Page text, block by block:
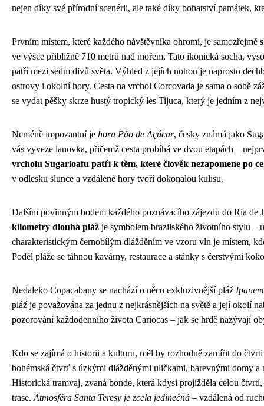
nejen díky své přírodní scenérii, ale také díky bohatství památek,
Prvním místem, které každého návštěvníka ohromí, je samozřejmě
ve výšce přibližně 710 metrů nad mořem. Tato ikonická socha,
patří mezi sedm divů světa. Výhled z jejích nohou je naprosto
ostrovy i okolní hory. Cesta na vrchol Corcovada je sama o sobě
se vydat pěšky skrze hustý tropický les Tijuca, který je jedním z
Neméně impozantní je hora Pão de Açúcar, česky známá jako
vás vyveze lanovka, přičemž cesta probíhá ve dvou etapách –
vrcholu Sugarloafu patří k těm, které člověk nezapomene po
v odlesku slunce a vzdálené hory tvoří dokonalou kulisu.
Dalším povinným bodem každého poznávacího zájezdu do Ria de
kilometry dlouhá pláž je symbolem brazilského životního stylu –
charakteristickým černobílým dlážděním ve vzoru vln je místem,
Podél pláže se táhnou kavárny, restaurace a stánky s čerstvými
Nedaleko Copacabany se nachází o něco exkluzivnější pláž
pláž je považována za jednu z nejkrásnějších na světě a její okolí
pozorování každodenního života Cariocas – jak se hrdě nazývají
Kdo se zajímá o historii a kulturu, měl by rozhodně zamířit do
bohémská čtvrť s úzkými dlážděnými uličkami, barevnými domy a
Historická tramvaj, zvaná bonde, která kdysi projížděla celou
trase. Atmosféra Santa Teresy je zcela jedinečná – vzdálená od